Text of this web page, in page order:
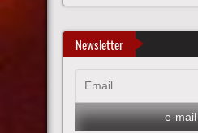
Newsletter